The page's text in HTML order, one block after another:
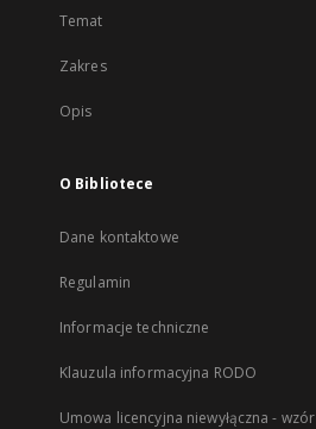
Temat
Zakres
Opis
O Bibliotece
Dane kontaktowe
Regulamin
Informacje techniczne
Klauzula informacyjna RODO
Umowa licencyjna niewyłączna - wzór